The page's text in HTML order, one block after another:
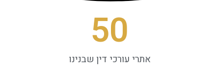
50
אתרי עורכי דין שבנינו